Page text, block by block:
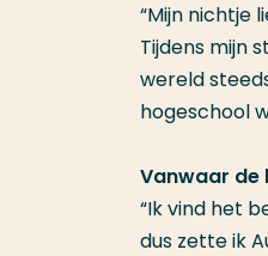
“Mijn nichtje
Tijdens mijn
wereld
hogeschool
Vanwaar de
“Ik vind het
dus zette ik